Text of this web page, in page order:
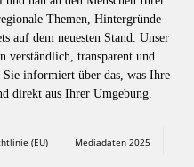
Themen, Hintergründe
auf dem neuesten Stand. Unser
verständlich, transparent und
informiert über das, was Ihre
direkt aus Ihrer Umgebung.
(EU) Mediadaten 2025